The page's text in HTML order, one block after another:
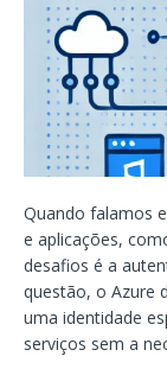
Quando falamos
e aplicações,
desafios é a
questão, o Azure
uma identidade
serviços sem a